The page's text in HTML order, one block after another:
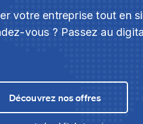
votre entreprise tout en
vous ? Passez au
Découvrez nos offres